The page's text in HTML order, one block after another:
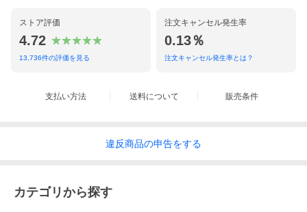
な農園を相続したセギュール侯爵は、ワインの生産技術の改良に
力を注ぎ「葡萄園の王子」とあだ名されるようになります。その
味は18世紀のヴェルサイユでも大変な話題で、ルイ15世が嗜む王
のワインとして誰もが欲する貴族のステータスシンボルのような
と語ったほどだったのです。ワインの味わいは、5大シャトーの中
で最も“繊細でエレガント”とされています。
ストア評価
4.72
13,736件の評価を見る
注文キャンセル発生率
0.13％
注文キャンセル発生率とは？
支払い方法 送料について 販売条件
違反商品の申告をする
カテゴリから探す